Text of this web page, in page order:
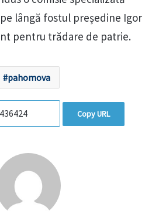
lângă fostul președine Igor
pentru trădare de patrie.
pahomova
Copy URL